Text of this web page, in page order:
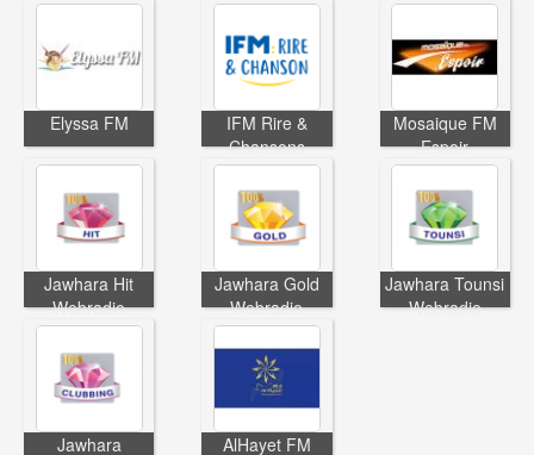
Elyssa FM
IFM Rire &
Chansons
Mosaique FM
Espoir
Jawhara Hit
Webradio
Jawhara Gold
Webradio
Jawhara Tounsi
Webradio
Jawhara
AlHayet FM